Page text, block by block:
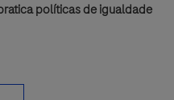
políticas de igualdade